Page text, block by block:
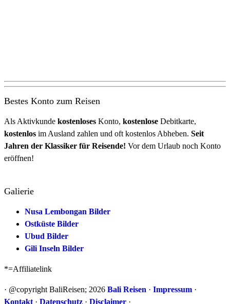
Bestes Konto zum Reisen
Als Aktivkunde kostenloses Konto, kostenlose Debitkarte,
kostenlos im Ausland zahlen und oft kostenlos Abheben. Seit
Jahren der Klassiker für Reisende! Vor dem Urlaub noch Konto
eröffnen!
Galierie
Nusa Lembongan Bilder
Ostküste Bilder
Ubud Bilder
Gili Inseln Bilder
*=Affiliatelink
· @copyright BaliReisen; 2026 Bali Reisen · Impressum ·
Kontakt · Datenschutz · Disclaimer ·